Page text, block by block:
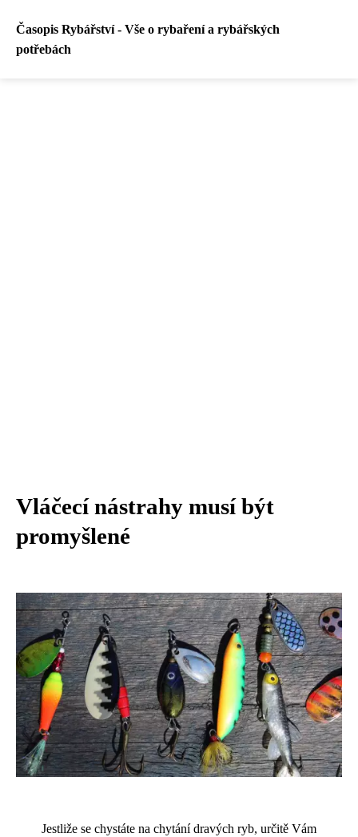
Časopis Rybářství - Vše o rybaření a rybářských
potřebách
Vláčecí nástrahy musí být
promyšlené
Jestliže se chystáte na chytání dravých ryb, určitě Vám